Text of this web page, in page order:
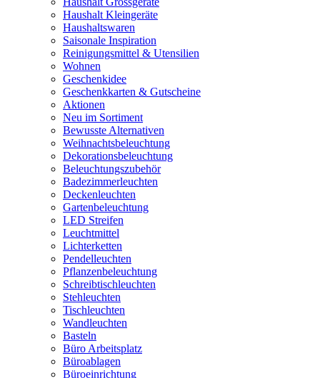
Haushalt Kleingeräte
Haushaltswaren
Saisonale Inspiration
Reinigungsmittel & Utensilien
Wohnen
Geschenkidee
Geschenkkarten & Gutscheine
Aktionen
Neu im Sortiment
Bewusste Alternativen
Weihnachtsbeleuchtung
Dekorationsbeleuchtung
Beleuchtungszubehör
Badezimmerleuchten
Deckenleuchten
Gartenbeleuchtung
LED Streifen
Leuchtmittel
Lichterketten
Pendelleuchten
Pflanzenbeleuchtung
Schreibtischleuchten
Stehleuchten
Tischleuchten
Wandleuchten
Basteln
Büro Arbeitsplatz
Büroablagen
Büroeinrichtung